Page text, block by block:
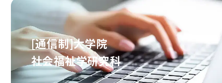
[通信制]大学院
社会福祉学研究科